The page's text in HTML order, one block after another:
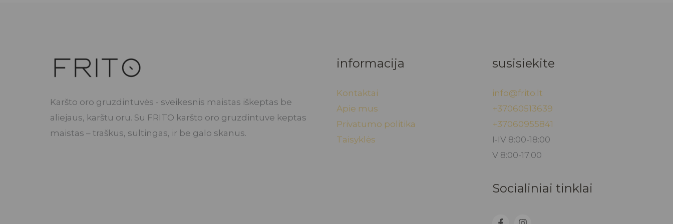
Karšto oro gruzdintuvės - sveikesnis maistas iškeptas be
aliejaus, karštu oru. Su FRITO karšto oro gruzdintuve keptas
maistas – traškus, sultingas, ir be galo skanus.
informacija
Kontaktai
Apie mus
Privatumo politika
Taisyklės
susisiekite
info@frito.lt
+37060513639
+37060955841
I-IV 8:00-18:00
V 8:00-17:00
Socialiniai tinklai